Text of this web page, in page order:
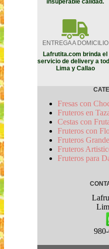
insuperable calidad.
ENTREGA A DOMICILIO
Lafrutita.com brinda el
servicio de delivery a
Lima y Callao
Fresas con
Fruteros en
Cestas con
Fruteros con
Fruteros
Fruteros
Fruteros para